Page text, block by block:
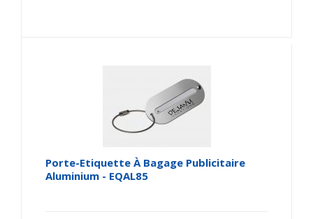
Porte-Etiquette À Bagage Publicitaire
Aluminium - EQAL85